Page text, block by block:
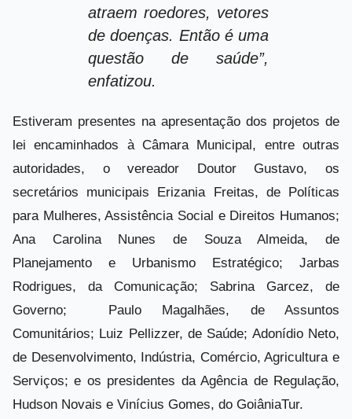
atraem roedores, vetores
de doenças. Então é uma
questão de saúde”,
enfatizou.
Estiveram presentes na apresentação dos projetos de
lei encaminhados à Câmara Municipal, entre outras
autoridades, o vereador Doutor Gustavo, os
secretários municipais Erizania Freitas, de Políticas
para Mulheres, Assistência Social e Direitos Humanos;
Ana Carolina Nunes de Souza Almeida, de
Planejamento e Urbanismo Estratégico; Jarbas
Rodrigues, da Comunicação; Sabrina Garcez, de
Governo; Paulo Magalhães, de Assuntos
Comunitários; Luiz Pellizzer, de Saúde; Adonídio Neto,
de Desenvolvimento, Indústria, Comércio, Agricultura e
Serviços; e os presidentes da Agência de Regulação,
Hudson Novais e Vinícius Gomes, do GoiâniaTur.